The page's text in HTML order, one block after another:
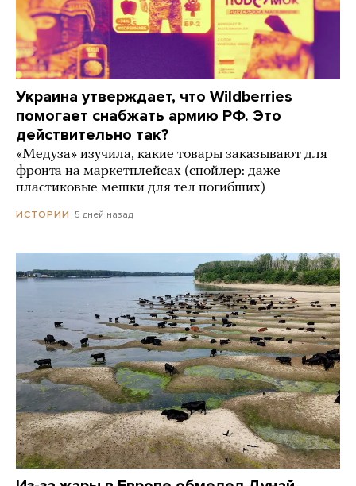
Украина утверждает, что Wildberries
помогает снабжать армию РФ. Это
действительно так?
«Медуза» изучила, какие товары заказывают для
фронта на маркетплейсах (спойлер: даже
пластиковые мешки для тел погибших)
ИСТОРИИ 5 дней назад